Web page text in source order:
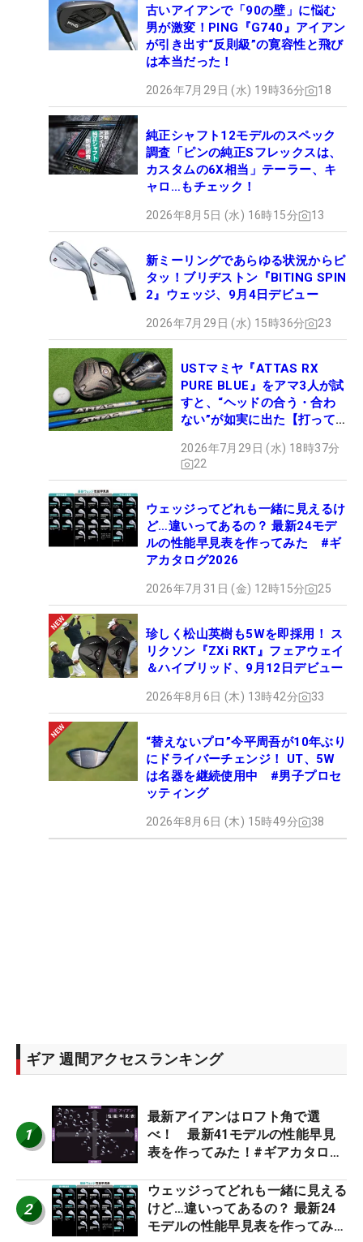
古いアイアンで「90の壁」に悩む
男が激変！PING『G740』アイアン
が引き出す“反則級”の寛容性と飛び
は本当だった！
2026年7月29日 (水) 19時36分 18
純正シャフト12モデルのスペック
調査「ピンの純正Sフレックスは、
カスタムの6X相当」テーラー、キ
ャロ…もチェック！
2026年8月5日 (水) 16時15分 13
新ミーリングであらゆる状況からピ
タッ！ブリヂストン『BITING SPIN
2』ウェッジ、9月4日デビュー
2026年7月29日 (水) 15時36分 23
USTマミヤ『ATTAS RX
PURE BLUE』をアマ3人が試
すと、“ヘッドの合う・合わ
ない”が如実に出た【打って
2026年7月29日 (水) 18時37分
22
ウェッジってどれも一緒に見えるけ
ど…違いってあるの？ 最新24モデ
ルの性能早見表を作ってみた #ギ
アカタログ2026
2026年7月31日 (金) 12時15分 25
珍しく松山英樹も5Wを即採用！ ス
リクソン『ZXi RKT』フェアウェイ
＆ハイブリッド、9月12日デビュー
2026年8月6日 (木) 13時42分 33
“替えないプロ”今平周吾が10年ぶり
にドライバーチェンジ！ UT、5W
は名器を継続使用中 #男子プロセ
ッティング
2026年8月6日 (木) 15時49分 38
ギア 週間アクセスランキング
1
最新アイアンはロフト角で選
べ！ 最新41モデルの性能早見
表を作ってみた！#ギアカタログ
2
ウェッジってどれも一緒に見える
けど…違いってあるの？ 最新24
モデルの性能早見表を作ってみ